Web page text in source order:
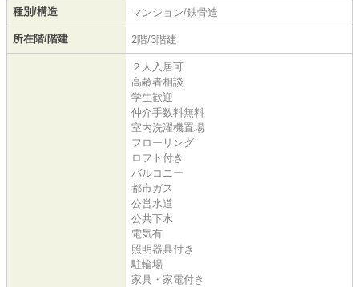
種別/構造 マンション/鉄骨造
所在階/階建 2階/3階建
２人入居可
高齢者相談
学生歓迎
仲介手数料無料
室内洗濯機置場
フローリング
ロフト付き
バルコニー
都市ガス
公営水道
公共下水
電気有
照明器具付き
駐輪場
家具・家電付き